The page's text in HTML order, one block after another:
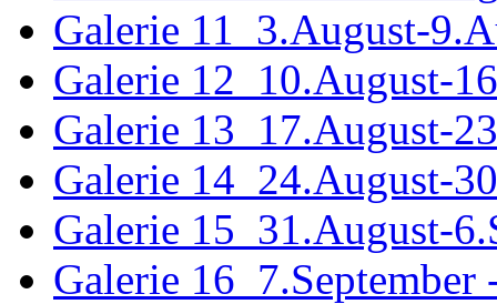
Galerie 11_3.August-
Galerie 12_10.August-
Galerie 13_17.August-
Galerie 14_24.August-
Galerie 15_31.August-
Galerie 16_7.September